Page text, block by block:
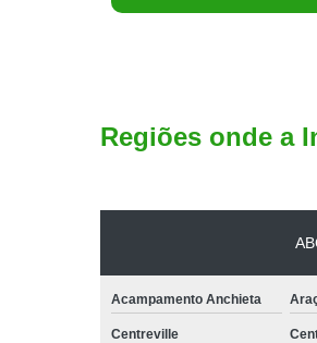
Regiões onde a
Acampamento Anchieta
Centreville